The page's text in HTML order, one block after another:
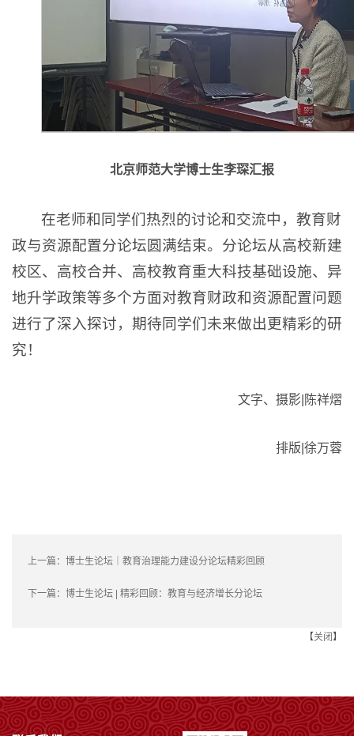
北京师范大学博士生李琛汇报
在老师和同学们热烈的讨论和交流中，教育财
政与资源配置分论坛圆满结束。分论坛从高校新建
校区、高校合并、高校教育重大科技基础设施、异
地升学政策等多个方面对教育财政和资源配置问题
进行了深入探讨，期待同学们未来做出更精彩的研
究！
文字、摄影|陈祥熠
排版|徐万蓉
上一篇： 博士生论坛｜教育治理能力建设分论坛精彩回顾
下一篇： 博士生论坛 | 精彩回顾：教育与经济增长分论坛
【关闭 】